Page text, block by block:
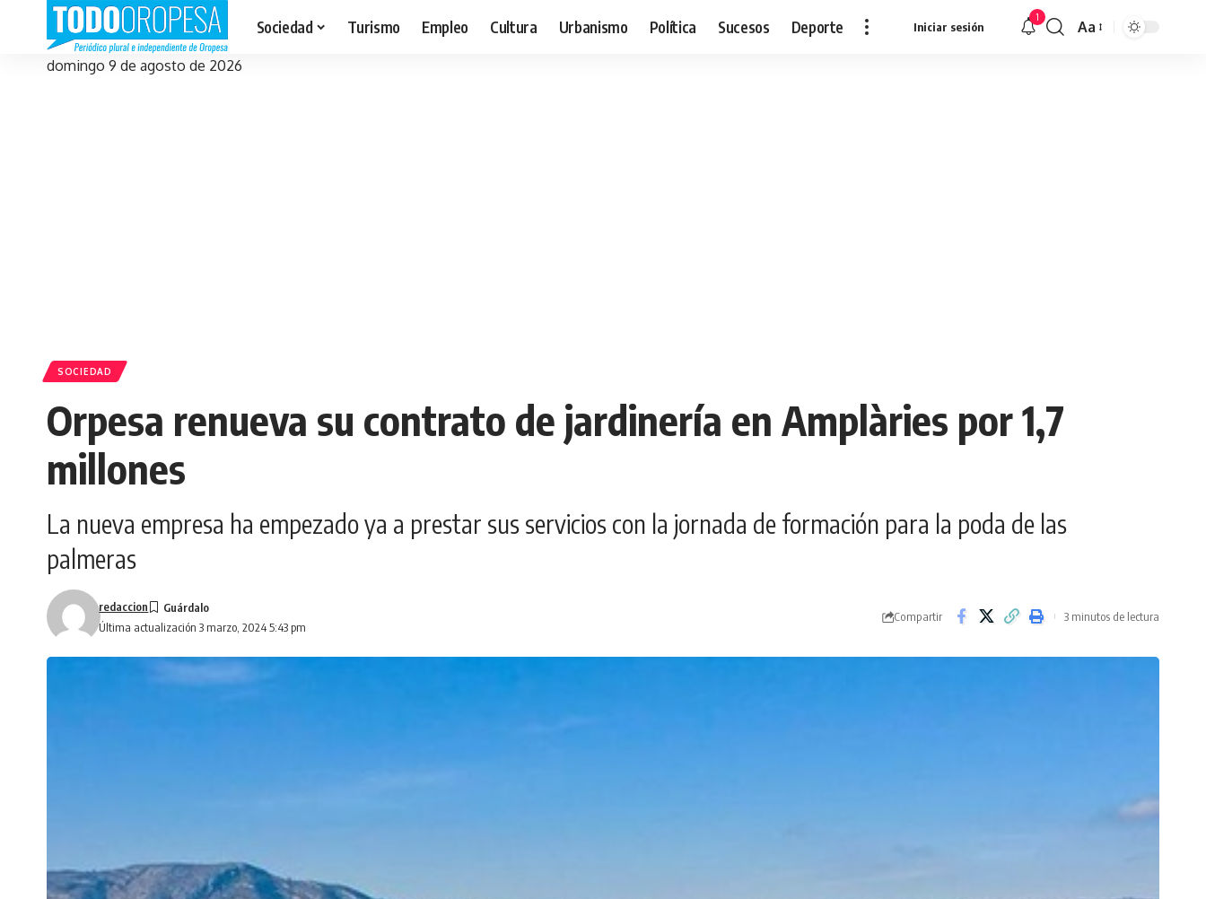
Sociedad Turismo Empleo Cultura Urbanismo Política Sucesos Deporte Iniciar sesión
1
Redimensionar
Aa
domingo 9 de agosto de 2026
SOCIEDAD
Orpesa renueva su contrato de jardinería en Amplàries por 1,7
millones
La nueva empresa ha empezado ya a prestar sus servicios con la jornada de formación para la poda de las
palmeras
Última actualización 3 marzo, 2024 5:43 pm
redaccion
Compartir 3 minutos de lectura